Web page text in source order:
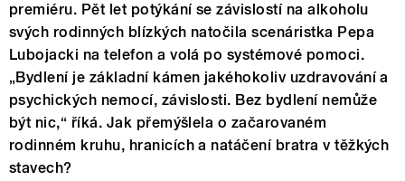
premiéru. Pět let potýkání se závislostí na alkoholu
svých rodinných blízkých natočila scenáristka Pepa
Lubojacki na telefon a volá po systémové pomoci.
„Bydlení je základní kámen jakéhokoliv uzdravování a
psychických nemocí, závislosti. Bez bydlení nemůže
být nic,“ říká. Jak přemýšlela o začarovaném
rodinném kruhu, hranicích a natáčení bratra v těžkých
stavech?